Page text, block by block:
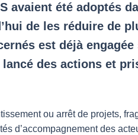
avaient été adoptés
de les réduire de
est déjà
des actions et
ou arrêt de projets,
d’accompagnement des